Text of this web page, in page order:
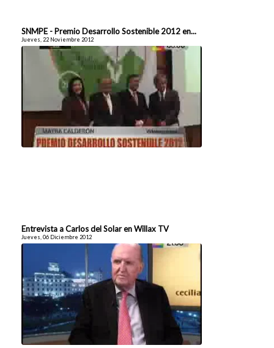
SNMPE - Premio Desarrollo Sostenible 2012 en...
Jueves, 22 Noviembre 2012
Entrevista a Carlos del Solar en Willax TV
Jueves, 06 Diciembre 2012